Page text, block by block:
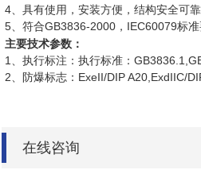
4、具有使用，安装方便，结构安全可
5、符合GB3836-2000，IEC60079标准
主要技术参数：
1、执行标注：执行标准：
2、防爆标志：ExeII/DIP A20,ExdIIC/
在线咨询